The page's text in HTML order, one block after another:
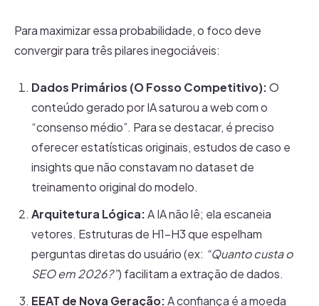
Para maximizar essa probabilidade, o foco deve
convergir para três pilares inegociáveis:
Dados Primários (O Fosso Competitivo):O
conteúdo gerado por IA saturou a web com o
“consenso médio”. Para se destacar, é preciso
oferecer estatísticas originais, estudos de caso e
insights que não constavam no dataset de
treinamento original do modelo.
Arquitetura Lógica:A IA não lê; ela escaneia
vetores. Estruturas de H1-H3 que espelham
perguntas diretas do usuário (ex: “Quanto custa o
SEO em 2026?”) facilitam a extração de dados.
EEAT de Nova Geração:A confiança é a moeda